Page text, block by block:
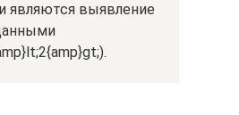
являются выявление